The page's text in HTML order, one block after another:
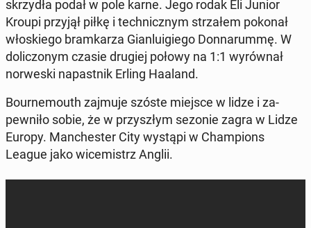
skrzy­dła podał w pole karne. Jego rodak Eli Junior
Kroupi przyjął piłkę i tech­nicznym strza­łem pokonał
włoskiego bramkarza Gi­an­luigiego Don­narum­mę. W
dolic­zonym czasie drugiej połowy na 1:1 wyrów­nał
nor­wes­ki na­past­nik Erling Haaland.
Bournemouth zajmuje szóste miejsce w lidze i za­
pewniło sobie, że w przyszłym sezonie zagra w Lidze
Europy. Man­ches­ter City wystąpi w Cham­pi­ons
League jako wicemistrz Anglii.